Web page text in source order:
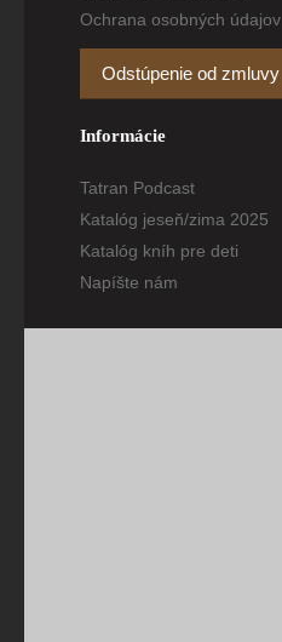
Ochrana osobných údajov
Odstúpenie od zmluvy
Informácie
Tatran Podcast
Katalóg jeseň/zima 2025
Katalóg kníh pre deti
Napíšte nám